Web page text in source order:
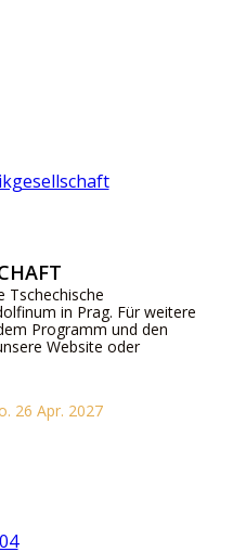
Tschechische
in Prag. Für weitere
Programm und den
Website oder
26 Apr. 2027